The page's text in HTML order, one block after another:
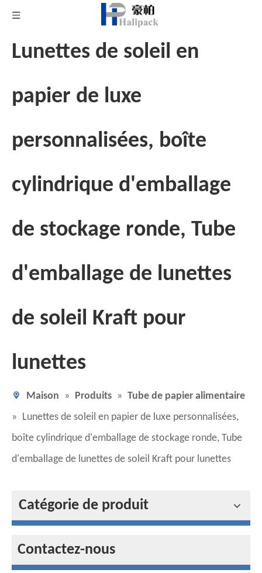
Lunettes de soleil en
papier de luxe
personnalisées, boîte
cylindrique d'emballage
de stockage ronde, Tube
d'emballage de lunettes
de soleil Kraft pour
lunettes
Maison » Produits » Tube de papier alimentaire
» Lunettes de soleil en papier de luxe personnalisées,
boîte cylindrique d'emballage de stockage ronde, Tube
d'emballage de lunettes de soleil Kraft pour lunettes
Catégorie de produit
Contactez-nous